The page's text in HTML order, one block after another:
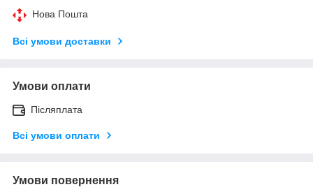
Нова Пошта
Всі умови доставки
Умови оплати
Післяплата
Всі умови оплати
Умови повернення